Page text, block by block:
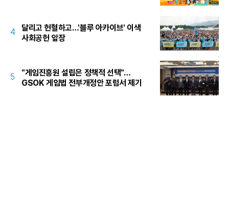
4
달리고 헌혈하고…'블루 아카이브' 이색
사회공헌 앞장
5
"게임진흥원 설립은 정책적 선택"…
GSOK 게임법 전부개정안 포럼서 제기